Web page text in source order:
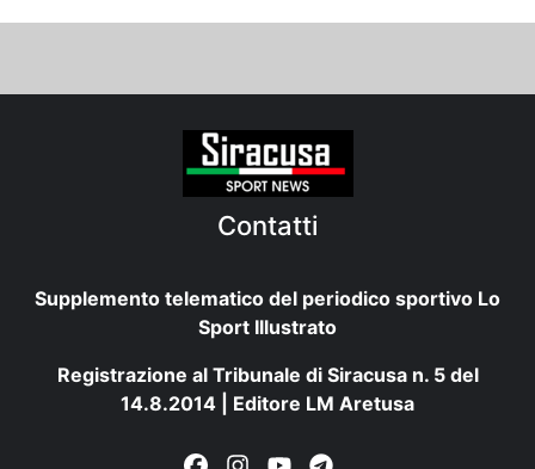
Contatti
Supplemento telematico del periodico sportivo Lo
Sport Illustrato
Registrazione al Tribunale di Siracusa n. 5 del
14.8.2014 | Editore LM Aretusa